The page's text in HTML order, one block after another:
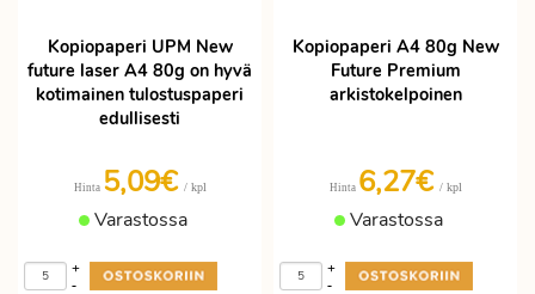
Kopiopaperi UPM New
future laser A4 80g on hyvä
kotimainen tulostuspaperi
edullisesti
Hinta 5,09€ / kpl
Varastossa
-
+
Kopiopaperi A4 80g New
Future Premium
arkistokelpoinen
Hinta 6,27€ / kpl
Varastossa
-
+